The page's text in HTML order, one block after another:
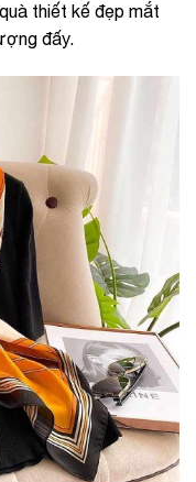
thiết kế đẹp mắt
đấy.